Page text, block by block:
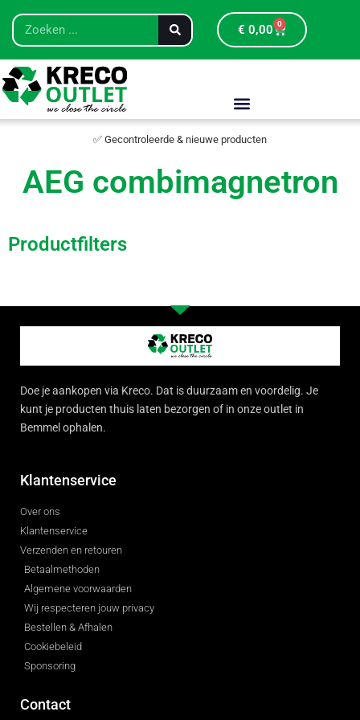
€ 0,00 0
✅ Gecontroleerde & nieuwe producten
AEG combimagnetron
Productfilters
Doe je aankopen via Kreco. Dat is duurzaam en voordelig. Je
kunt je producten thuis laten bezorgen of in onze outlet in
Bemmel ophalen.
Klantenservice
Over ons
Klantenservice
Verzenden en retouren
Betaalmethoden
Algemene voorwaarden
Wij respecteren jouw privacy
Bestellen & Afhalen
Cookiebeleid
Sponsoring
Contact